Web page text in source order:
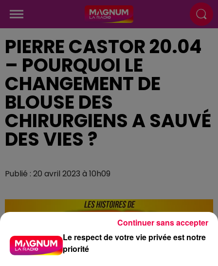
PIERRE CASTOR 20.04
– POURQUOI LE
CHANGEMENT DE
BLOUSE DES
CHIRURGIENS A SAUVÉ
DES VIES ?
Publié : 20 avril 2023 à 10h09
Le respect de votre vie privée est notre
priorité
Continuer sans accepter